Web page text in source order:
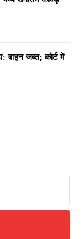
वाहन जब्त; कोर्ट में